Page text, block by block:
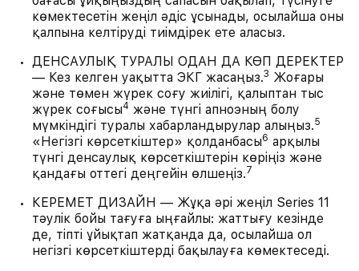
көмектесетін жеңіл әдіс ұсынады, осылайша оны
қалпына келтіруді тиімдірек ете аласыз.
ДЕНСАУЛЫҚ ТУРАЛЫ ОДАН ДА КӨП ДЕРЕКТЕР
— Кез келген уақытта ЭКГ жасаңыз.3 Жоғары
және төмен жүрек соғу жиілігі, қалыптан тыс
жүрек соғысы4 және түнгі апноэның болу
мүмкіндігі туралы хабарландырулар алыңыз.5
«Негізгі көрсеткіштер» қолданбасы6 арқылы
түнгі денсаулық көрсеткіштерін көріңіз және
қандағы оттегі деңгейін өлшеңіз.7
КЕРЕМЕТ ДИЗАЙН — Жұқа әрі жеңіл Series 11
тәулік бойы тағуға ыңғайлы: жаттығу кезінде
де, тіпті ұйықтап жатқанда да, осылайша ол
негізгі көрсеткіштерді бақылауға көмектеседі.